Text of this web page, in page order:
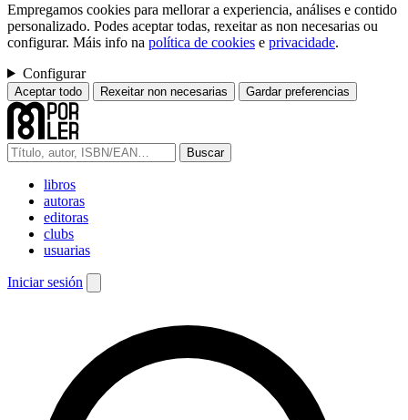
Empregamos cookies para mellorar a experiencia, análises e contido
personalizado. Podes aceptar todas, rexeitar as non necesarias ou
configurar. Máis info na política de cookies e privacidade.
Configurar
Aceptar todo Rexeitar non necesarias Gardar preferencias
Buscar
libros
autoras
editoras
clubs
usuarias
Iniciar sesión